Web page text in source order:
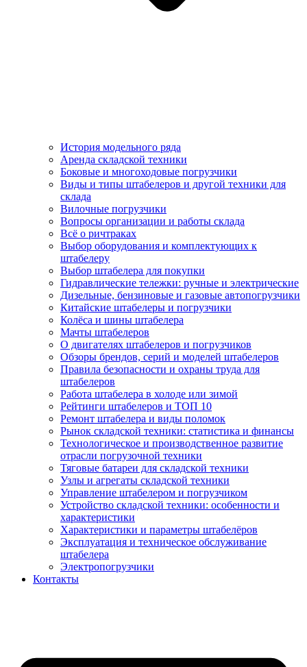
История модельного ряда
Аренда складской техники
Боковые и многоходовые погрузчики
Виды и типы штабелеров и другой техники для
склада
Вилочные погрузчики
Вопросы организации и работы склада
Всё о ричтраках
Выбор оборудования и комплектующих к
штабелеру
Выбор штабелера для покупки
Гидравлические тележки: ручные и электрические
Дизельные, бензиновые и газовые автопогрузчики
Китайские штабелеры и погрузчики
Колёса и шины штабелера
Мачты штабелеров
О двигателях штабелеров и погрузчиков
Обзоры брендов, серий и моделей штабелеров
Правила безопасности и охраны труда для
штабелеров
Работа штабелера в холоде или зимой
Рейтинги штабелеров и ТОП 10
Ремонт штабелера и виды поломок
Рынок складской техники: статистика и финансы
Технологическое и производственное развитие
отрасли погрузочной техники
Тяговые батареи для складской техники
Узлы и агрегаты складской техники
Управление штабелером и погрузчиком
Устройство складской техники: особенности и
характеристики
Характеристики и параметры штабелёров
Эксплуатация и техническое обслуживание
штабелера
Электропогрузчики
Контакты